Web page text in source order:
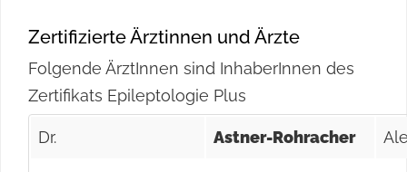
Zertifizierte Ärztinnen und Ärzte
Folgende ÄrztInnen sind InhaberInnen des
Zertifikats Epileptologie Plus
Dr. Astner-Rohracher